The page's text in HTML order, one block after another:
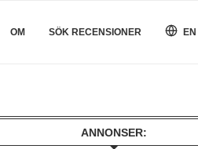
OM SÖK RECENSIONER EN
ANNONSER: